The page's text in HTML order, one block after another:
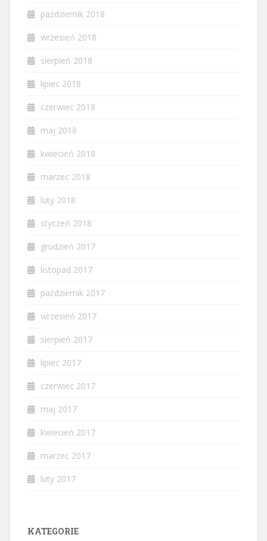
październik 2018
wrzesień 2018
sierpień 2018
lipiec 2018
czerwiec 2018
maj 2018
kwiecień 2018
marzec 2018
luty 2018
styczeń 2018
grudzień 2017
listopad 2017
październik 2017
wrzesień 2017
sierpień 2017
lipiec 2017
czerwiec 2017
maj 2017
kwiecień 2017
marzec 2017
luty 2017
KATEGORIE